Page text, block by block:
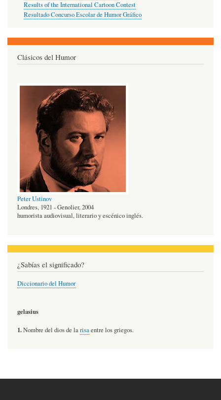
Results of the International Cartoon Contest
Resultado Concurso Escolar de Humor Gráfico
Clásicos del Humor
Peter Ustinov
Londres, 1921 - Genolier, 2004
humorista audiovisual, literario y escénico inglés.
¿Sabías el significado?
Diccionario del Humor
gelasius
1.Nombre del dios de larisaentre los griegos.